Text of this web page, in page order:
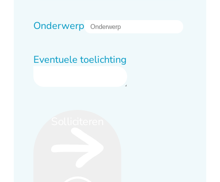
Onderwerp
Eventuele toelichting